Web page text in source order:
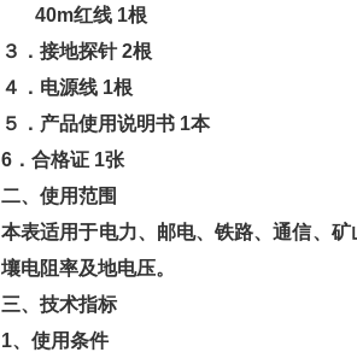
40m红线 1根
３．接地探针 2根
４．电源线 1根
５．产品使用说明书 1本
6．合格证 1张
二、使用范围
本表适用于电力、邮电、铁路、通信、
壤电阻率及地电压。
三、技术指标
1、使用条件